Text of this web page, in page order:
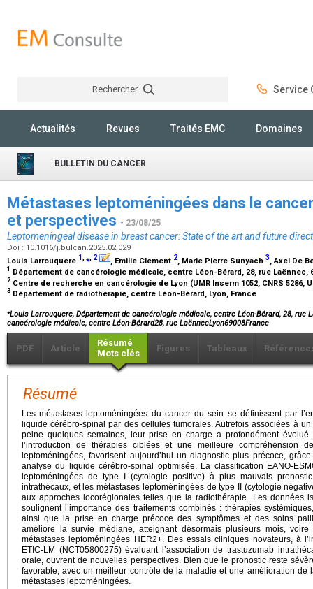
Rechercher Service
Actualités Revues Traités EMC Domaines
BULLETIN DU CANCER
Métastases leptoméningées dans le
et perspectives - 23/08/25
Leptomeningeal disease in breast cancer: State of the art and future
Doi : 10.1016/j.bulcan.2025.02.029
Louis Larrouquere 1,⁎, 2 , Emilie Clement 2, Marie Pierre Sunyach 3, Axel De
1 Département de cancérologie médicale, centre Léon-Bérard, 28, rue Laënnec,
2 Centre de recherche en cancérologie de Lyon (UMR Inserm 1052, CNRS 5286,
3 Département de radiothérapie, centre Léon-Bérard, Lyon, France
⁎Louis Larrouquere, Département de cancérologie médicale, centre Léon-Bérard, 28, rue
cancérologie médicale, centre Léon-Bérard28, rue LaënnecLyon69008France
PDF Article
Résumé
Mots clés
Figures Tableaux
Résumé
Les métastases leptoméningées du cancer du sein se définissent par
liquide cérébro-spinal par des cellules tumorales. Autrefois associées à
peine quelques semaines, leur prise en charge a profondément
l’introduction de thérapies ciblées et une meilleure compréhension
leptoméningées, favorisent aujourd’hui un diagnostic plus précoce,
analyse du liquide cérébro-spinal optimisée. La classification EANO-
leptoméningées de type I (cytologie positive) à plus mauvais
intrathécaux, et les métastases leptoméningées de type II (cytologie
aux approches locorégionales telles que la radiothérapie. Les données
soulignent l’importance des traitements combinés : thérapies
ainsi que la prise en charge précoce des symptômes et des soins
améliore la survie médiane, atteignant désormais plusieurs mois,
métastases leptoméningées HER2+. Des essais cliniques novateurs, à
ETIC-LM (NCT05800275) évaluant l’association de trastuzumab
orale, ouvrent de nouvelles perspectives. Bien que le pronostic reste
favorable, avec un meilleur contrôle de la maladie et une amélioration de
métastases leptoméningées.